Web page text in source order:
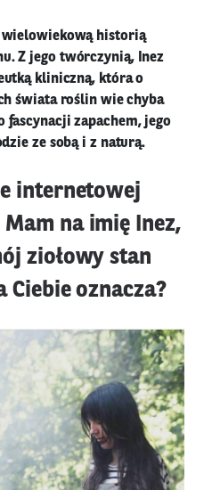
wielowiekową historią
Z jego twórczynią, Inez
kliniczną, która o
świata roślin wie chyba
zapachem, jego
ze sobą i z naturą.
internetowej
na imię Inez,
ziołowy stan
Ciebie oznacza?